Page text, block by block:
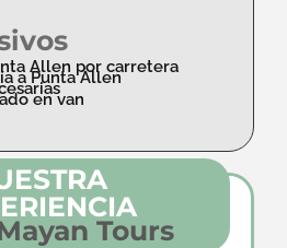
Allen por carretera
a Punta Allen
en van
Tours